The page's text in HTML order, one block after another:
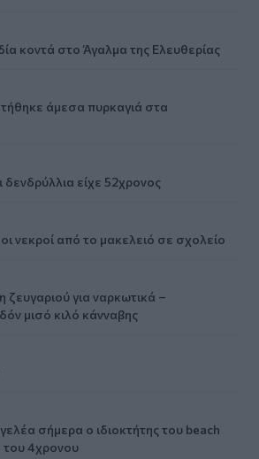
κοντά στο Άγαλμα της Ελευθερίας
άμεσα πυρκαγιά στα
δενδρύλλια είχε 52χρονος
νεκροί από το μακελειό σε σχολείο
για ναρκωτικά –
μισό κιλό κάνναβης
σήμερα ο ιδιοκτήτης του beach
του 4χρονου